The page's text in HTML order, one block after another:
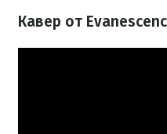
Кавер от